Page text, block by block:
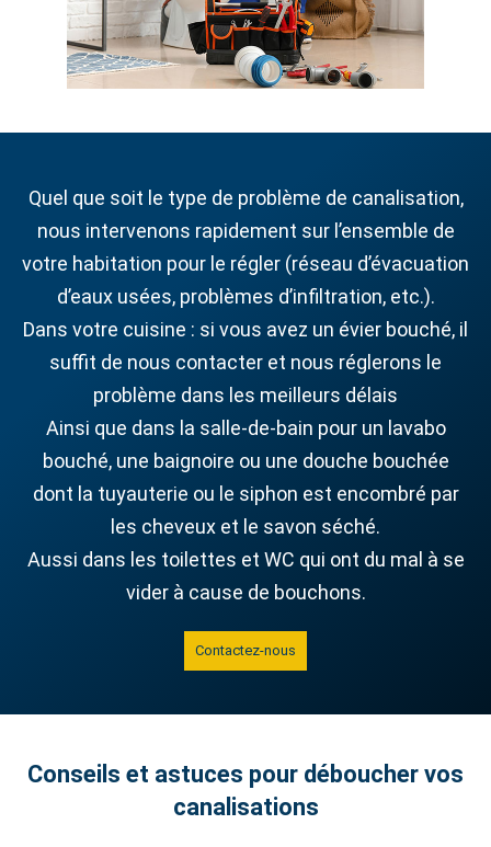
Quel que soit le type de problème de canalisation,
nous intervenons rapidement sur l’ensemble de
votre habitation pour le régler (réseau d’évacuation
d’eaux usées, problèmes d’infiltration, etc.).
Dans votre cuisine : si vous avez un évier bouché, il
suffit de nous contacter et nous réglerons le
problème dans les meilleurs délais
Ainsi que dans la salle-de-bain pour un lavabo
bouché, une baignoire ou une douche bouchée
dont la tuyauterie ou le siphon est encombré par
les cheveux et le savon séché.
Aussi dans les toilettes et WC qui ont du mal à se
vider à cause de bouchons.
Contactez-nous
Conseils et astuces pour déboucher vos
canalisations